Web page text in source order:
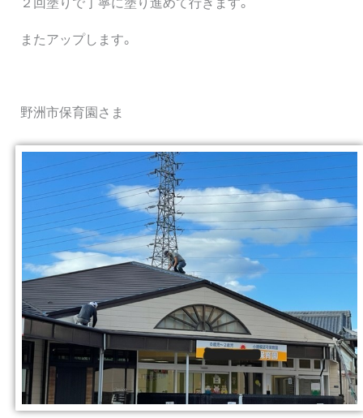
またアップします。
野洲市保育園さま